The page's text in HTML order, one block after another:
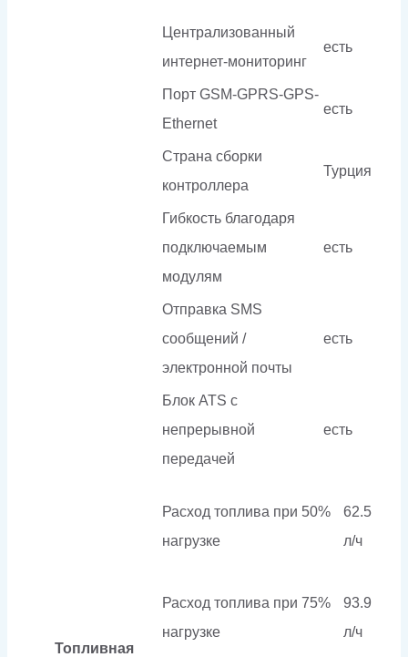
Централизованный
интернет-мониторинг
есть
Порт GSM-GPRS-GPS-
Ethernet
есть
Страна сборки
контроллера
Турция
Гибкость благодаря
подключаемым
модулям
есть
Отправка SMS
сообщений /
электронной почты
есть
Блок ATS с
непрерывной
передачей
есть
Топливная
Расход топлива при 50%
нагрузке
62.5
л/ч
Расход топлива при 75%
нагрузке
93.9
л/ч